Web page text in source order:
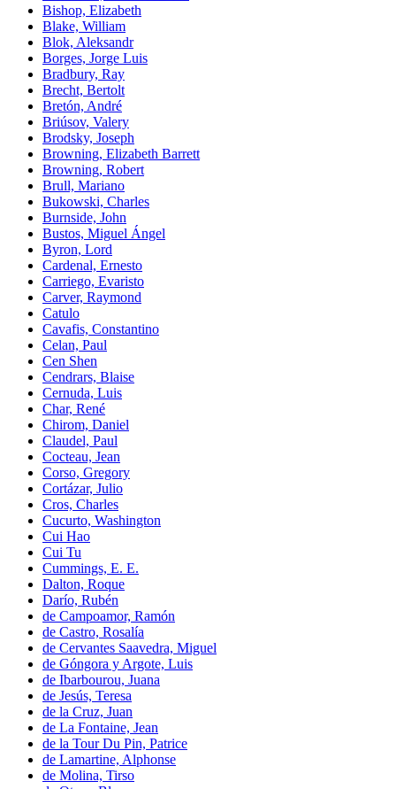
Bishop, Elizabeth
Blake, William
Blok, Aleksandr
Borges, Jorge Luis
Bradbury, Ray
Brecht, Bertolt
Bretón, André
Briúsov, Valery
Brodsky, Joseph
Browning, Elizabeth Barrett
Browning, Robert
Brull, Mariano
Bukowski, Charles
Burnside, John
Bustos, Miguel Ángel
Byron, Lord
Cardenal, Ernesto
Carriego, Evaristo
Carver, Raymond
Catulo
Cavafis, Constantino
Celan, Paul
Cen Shen
Cendrars, Blaise
Cernuda, Luis
Char, René
Chirom, Daniel
Claudel, Paul
Cocteau, Jean
Corso, Gregory
Cortázar, Julio
Cros, Charles
Cucurto, Washington
Cui Hao
Cui Tu
Cummings, E. E.
Dalton, Roque
Darío, Rubén
de Campoamor, Ramón
de Castro, Rosalía
de Cervantes Saavedra, Miguel
de Góngora y Argote, Luis
de Ibarbourou, Juana
de Jesús, Teresa
de la Cruz, Juan
de La Fontaine, Jean
de la Tour Du Pin, Patrice
de Lamartine, Alphonse
de Molina, Tirso